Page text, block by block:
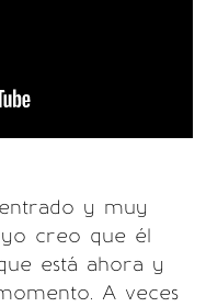
y muy
yo creo que él
está ahora y
A veces